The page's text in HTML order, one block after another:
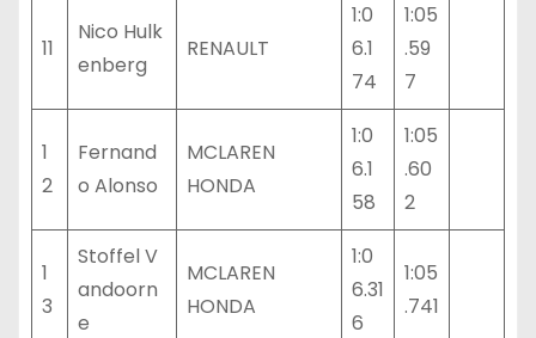
11
Nico Hulk
enberg
RENAULT
1:0
6.1
74
1:05
.59
7
1
2
Fernand
o Alonso
MCLAREN
HONDA
1:0
6.1
58
1:05
.60
2
1
3
Stoffel V
andoorn
e
MCLAREN
HONDA
1:0
6.31
6
1:05
.741